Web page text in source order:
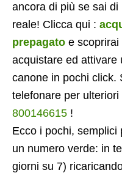
ancora di più se sai
reale! Clicca qui :
prepagato e
acquistare ed attivare
canone in pochi click.
telefonare per
800146615 !
Ecco i pochi, semplici
un numero verde: in
giorni su 7)